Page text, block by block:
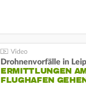
Drohnenvorfälle in
ERMITTLUNGEN
FLUGHAFEN